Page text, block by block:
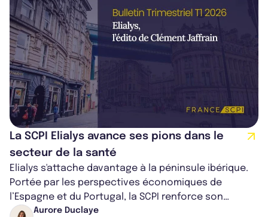
La SCPI Elialys avance ses pions dans le
secteur de la santé
Elialys s'attache davantage à la péninsule ibérique.
Portée par les perspectives économiques de
l’Espagne et du Portugal, la SCPI renforce son
exposition à l’immobilier de santé to...
Aurore Duclaye